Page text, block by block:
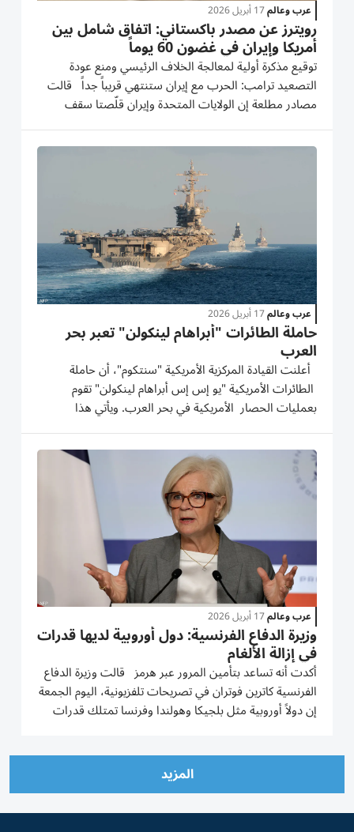
عرب وعالم17 أبريل 2026
‏رويترز عن مصدر باكستاني: اتفاق شامل بين
أمريكا وإيران في غضون 60 يوماً
توقيع مذكرة أولية لمعالجة الخلاف الرئيسي ومنع عودة
التصعيد ترامب: الحرب مع إيران ستنتهي قريباً جداً قالت
مصادر مطلعة إن الولايات المتحدة وإيران قلّصتا سقف
التوقعات بشأن التوصل إلى اتفاق شامل، وتتجهان بدلاً من
ذلك نحو إبرام مذكرة تفاهم مؤقتة لمعالجة القضايا الخلافية...
عرب وعالم17 أبريل 2026
حاملة الطائرات "أبراهام لينكولن" تعبر بحر
العرب
أعلنت القيادة المركزية الأمريكية "سنتكوم"، أن حاملة
الطائرات الأمريكية "يو إس إس أبراهام لينكولن" تقوم
بعمليات الحصار الأمريكية في بحر العرب. ويأتي هذا
بالتزامن مع استمرار الولايات المتحدة في فرض حصار على
الموانئ والسواحل الإيرانية. وقالت سنتكوم في منشور على...
عرب وعالم17 أبريل 2026
وزيرة الدفاع الفرنسية: دول أوروبية لديها قدرات
في إزالة الألغام
أكدت أنه تساعد بتأمين المرور عبر هرمز قالت وزيرة الدفاع
الفرنسية كاترين ‌فوتران في تصريحات تلفزيونية، ​اليوم ⁠الجمعة
إن دولاً ‌أوروبية مثل بلجيكا ‌وهولندا وفرنسا تمتلك قدرات
المزيد